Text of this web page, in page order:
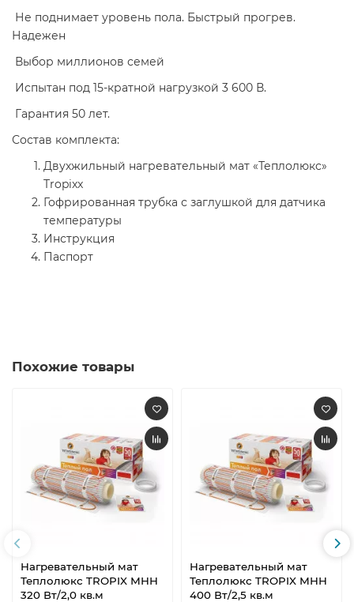
Не поднимает уровень пола. Быстрый прогрев.
Надежен
Выбор миллионов семей
Испытан под 15-кратной нагрузкой 3 600 В.
Гарантия 50 лет.
Состав комплекта:
Двухжильный нагревательный мат «Теплолюкс»
Tropixx
Гофрированная трубка с заглушкой для датчика
температуры
Инструкция
Паспорт
Похожие товары
Нагревательный мат
Теплолюкс TROPIX МНН
320 Вт/2,0 кв.м
Нагревательный мат
Теплолюкс TROPIX МНН
400 Вт/2,5 кв.м